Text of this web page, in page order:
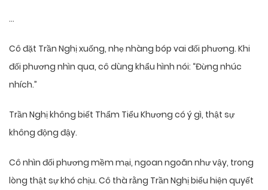
…
Cô đặt Trần Nghị xuống, nhẹ nhàng bóp vai đối phương. Khi
đối phương nhìn qua, cô dùng khẩu hình nói: “Đừng nhúc
nhích.”
Trần Nghị không biết Thẩm Tiểu Khương có ý gì, thật sự
không động đậy.
Cô nhìn đối phương mềm mại, ngoan ngoãn như vậy, trong
lòng thật sự khó chịu. Cô thà rằng Trần Nghị biểu hiện quyết